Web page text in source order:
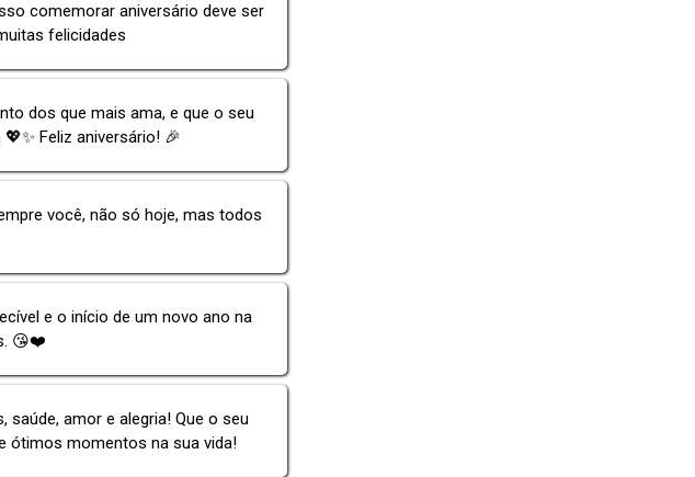
comemorar aniversário deve ser
felicidades
dos que mais ama, e que o seu
Feliz aniversário! 🎉
você, não só hoje, mas todos
e o início de um novo ano na
😘❤️
saúde, amor e alegria! Que o seu
ótimos momentos na sua vida!